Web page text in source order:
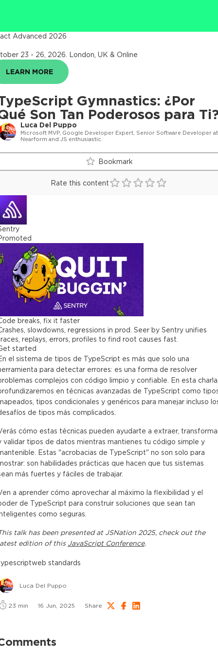
Gymnastics: ¿Por
Son Tan Poderosos para
Luca Del Puppo
Microsoft MVP, Google Developer Expert, Senior Software Developer at
Nearform and JS enthusiastic.
Advanced 2026
23 - 26, 2026 London, UK & Online
LEARN MORE
Bookmark
Rate this content
breaks, fix it faster
slowdowns, regressions in prod. Seer by Sentry unifies
replays, errors, profiles to find root causes fast.
started
el sistema de tipos de TypeScript es más que solo una
para detectar errores: es una forma de resolver
complejos con código limpio y confiable. En esta
en técnicas avanzadas de TypeScript como
tipos condicionales y genéricos para manejar incluso
de tipos más complicados.
cómo estas técnicas pueden ayudarte a extraer,
validar tipos de datos mientras mantienes tu código simple y
Estas "acrobacias de TypeScript" no son solo para
son habilidades prácticas que hacen que tus sistemas
más fuertes y fáciles de trabajar.
a aprender cómo aprovechar al máximo la flexibilidad y el
de TypeScript para construir soluciones que sean tan
como seguras.
talkhas been presented at JSNation 2025, check out the
edition of this JavaScript Conference.
web standards
Luca Del Puppo
23 min 16 Jun, 2025 Share